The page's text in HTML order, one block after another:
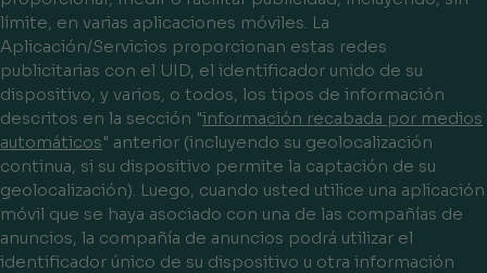
límite, en varias aplicaciones móviles. La
Aplicación/Servicios proporcionan estas redes
publicitarias con el UID, el identificador unido de su
dispositivo, y varios, o todos, los tipos de información
descritos en la sección "información recabada por medios
automáticos" anterior (incluyendo su geolocalización
continua, si su dispositivo permite la captación de su
geolocalización). Luego, cuando usted utilice una aplicación
móvil que se haya asociado con una de las compañías de
anuncios, la compañía de anuncios podrá utilizar el
identificador único de su dispositivo u otra información